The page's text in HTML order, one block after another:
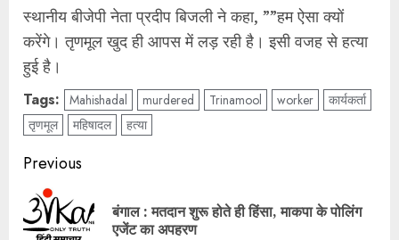
स्थानीय बीजेपी नेता प्रदीप बिजली ने कहा, ””हम ऐसा क्यों
करेंगे। तृणमूल खुद ही आपस में लड़ रही है। इसी वजह से हत्या
हुई है।
Tags: Mahishadal murdered Trinamool worker
कार्यकर्ता
तृणमूल
महिषादल हत्या
Post
navigation
Previous
बंगाल : मतदान शुरू होते ही हिंसा, माकपा के पोलिंग
एजेंट का अपहरण